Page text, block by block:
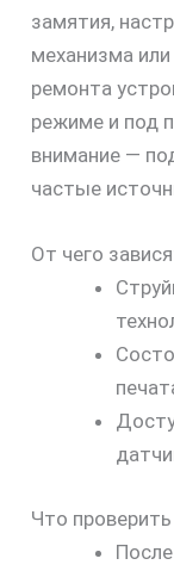
замятия,
механизма
ремонта
режиме и под
внимание —
частые
От чего
Что